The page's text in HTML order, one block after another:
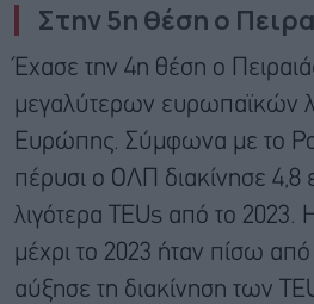
Στην 5η θέση ο
Έχασε την 4η θέση ο
μεγαλύτερων ευρωπαϊκών
Ευρώπης. Σύμφωνα με το
πέρυσι ο ΟΛΠ διακίνησε 4,8
λιγότερα TEUs από το 2023.
μέχρι το 2023 ήταν πίσω από
αύξησε τη διακίνηση των